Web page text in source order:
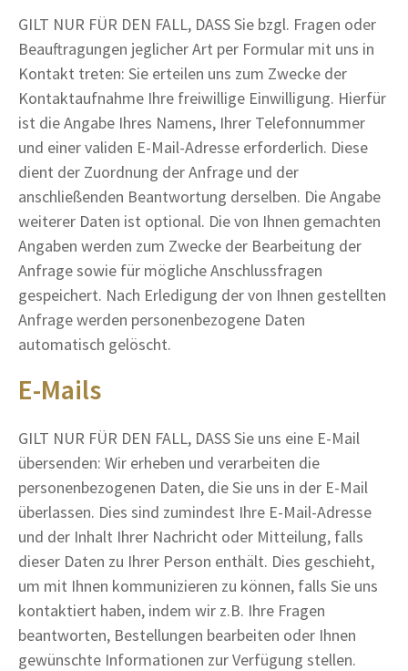
GILT NUR FÜR DEN FALL, DASS Sie bzgl. Fragen oder
Beauftragungen jeglicher Art per Formular mit uns in
Kontakt treten: Sie erteilen uns zum Zwecke der
Kontaktaufnahme Ihre freiwillige Einwilligung. Hierfür
ist die Angabe Ihres Namens, Ihrer Telefonnummer
und einer validen E-Mail-Adresse erforderlich. Diese
dient der Zuordnung der Anfrage und der
anschließenden Beantwortung derselben. Die Angabe
weiterer Daten ist optional. Die von Ihnen gemachten
Angaben werden zum Zwecke der Bearbeitung der
Anfrage sowie für mögliche Anschlussfragen
gespeichert. Nach Erledigung der von Ihnen gestellten
Anfrage werden personenbezogene Daten
automatisch gelöscht.
E-Mails
GILT NUR FÜR DEN FALL, DASS Sie uns eine E-Mail
übersenden: Wir erheben und verarbeiten die
personenbezogenen Daten, die Sie uns in der E-Mail
überlassen. Dies sind zumindest Ihre E-Mail-Adresse
und der Inhalt Ihrer Nachricht oder Mitteilung, falls
dieser Daten zu Ihrer Person enthält. Dies geschieht,
um mit Ihnen kommunizieren zu können, falls Sie uns
kontaktiert haben, indem wir z.B. Ihre Fragen
beantworten, Bestellungen bearbeiten oder Ihnen
gewünschte Informationen zur Verfügung stellen.